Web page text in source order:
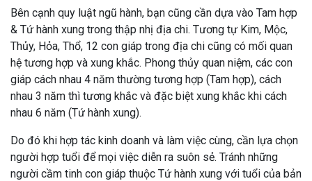
Bên cạnh quy luật ngũ hành, bạn cũng cần dựa vào Tam hợp
& Tứ hành xung trong thập nhị địa chi. Tương tự Kim, Mộc,
Thủy, Hỏa, Thổ, 12 con giáp trong địa chi cũng có mối quan
hệ tương hợp và xung khắc. Phong thủy quan niệm, các con
giáp cách nhau 4 năm thường tương hợp (Tam hợp), cách
nhau 3 năm thì tương khắc và đặc biệt xung khắc khi cách
nhau 6 năm (Tứ hành xung).
Do đó khi hợp tác kinh doanh và làm việc cùng, cần lựa chọn
người hợp tuổi để mọi việc diễn ra suôn sẻ. Tránh những
người cầm tinh con giáp thuộc Tứ hành xung với tuổi của bản